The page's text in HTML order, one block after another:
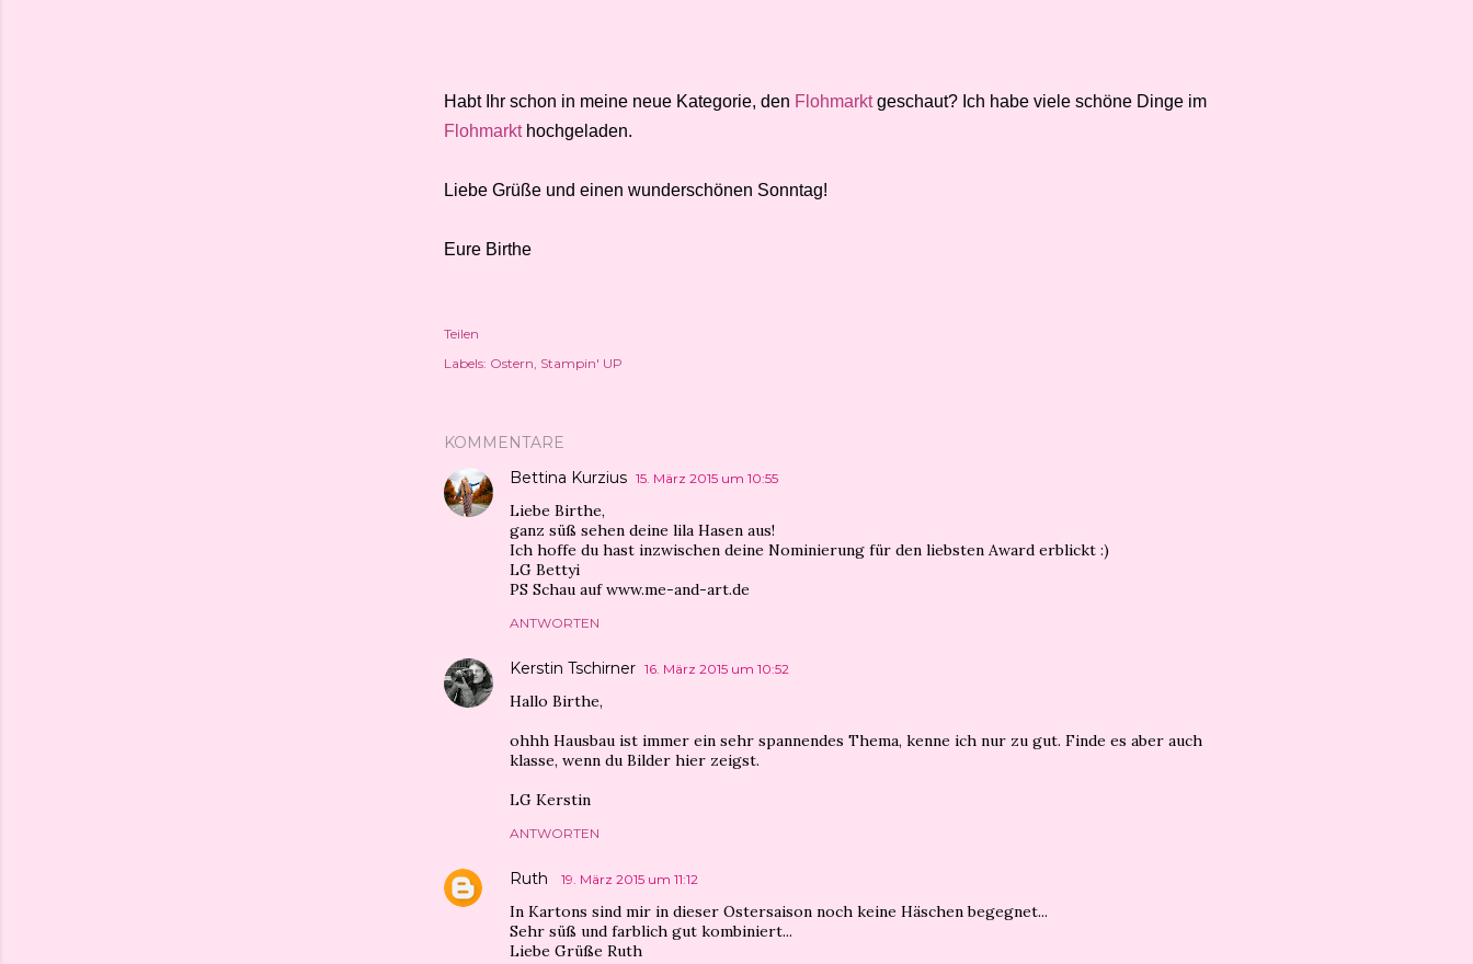
Habt Ihr schon in meine neue Kategorie, den Flohmarktgeschaut? Ich habe viele schöne Dinge im
Flohmarkthochgeladen.
Liebe Grüße und einen wunderschönen Sonntag!
Eure Birthe
Teilen
Labels: Ostern Stampin' UP
KOMMENTARE
Bettina Kurzius 15. März 2015 um 10:55
Liebe Birthe,
ganz süß sehen deine lila Hasen aus!
Ich hoffe du hast inzwischen deine Nominierung für den liebsten Award erblickt :)
LG Bettyi
PS Schau auf www.me-and-art.de
ANTWORTEN
Kerstin Tschirner 16. März 2015 um 10:52
Hallo Birthe,
ohhh Hausbau ist immer ein sehr spannendes Thema, kenne ich nur zu gut. Finde es aber auch
klasse, wenn du Bilder hier zeigst.
LG Kerstin
ANTWORTEN
Ruth 19. März 2015 um 11:12
In Kartons sind mir in dieser Ostersaison noch keine Häschen begegnet...
Sehr süß und farblich gut kombiniert...
Liebe Grüße Ruth